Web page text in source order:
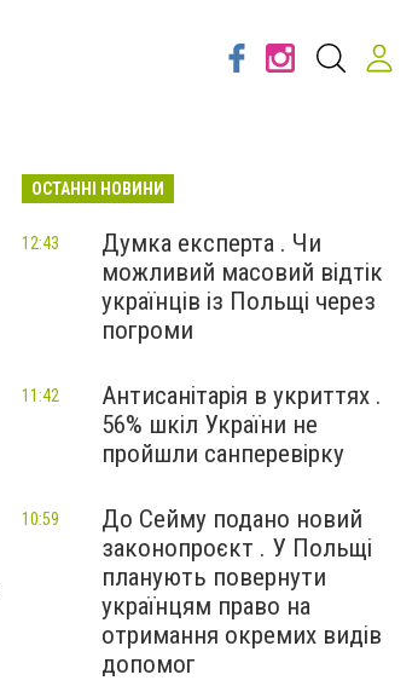
ОСТАННІ НОВИНИ
Думка експерта . Чи
можливий масовий відтік
українців із Польщі через
погроми
12:43
Антисанітарія в укриттях .
56% шкіл України не
пройшли санперевірку
11:42
До Сейму подано новий
законопроєкт . У Польщі
планують повернути
українцям право на
отримання окремих видів
допомог
10:59